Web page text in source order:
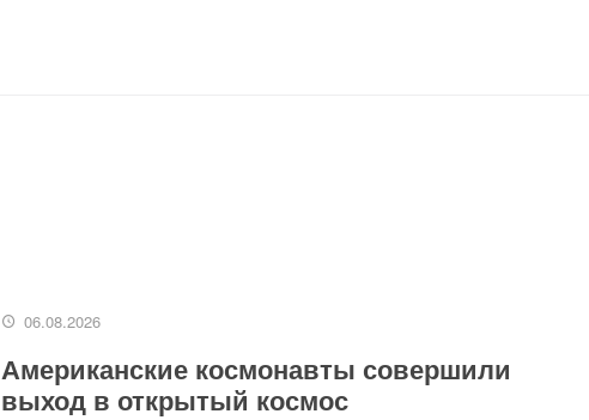
06.08.2026
Американские космонавты совершили
выход в открытый космос